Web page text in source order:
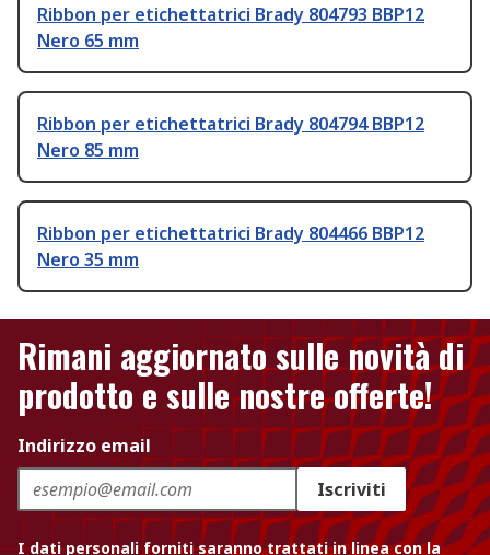
Ribbon per etichettatrici Brady 804793 BBP12
Nero 65 mm
Ribbon per etichettatrici Brady 804794 BBP12
Nero 85 mm
Ribbon per etichettatrici Brady 804466 BBP12
Nero 35 mm
Rimani aggiornato sulle novità di
prodotto e sulle nostre offerte!
Indirizzo email
Iscriviti
I dati personali forniti saranno trattati in linea con la